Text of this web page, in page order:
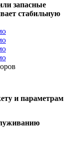
запасные
стабильную
и параметрам